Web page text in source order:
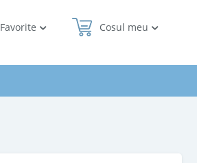
Cosul meu
Favorite